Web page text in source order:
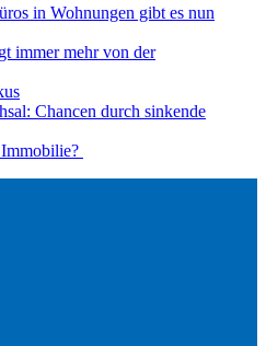
in Wohnungen gibt es nun
immer mehr von der
Chancen durch sinkende